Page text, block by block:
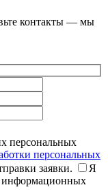
контакты — мы
персональных
персональных
заявки.
Я
информационных